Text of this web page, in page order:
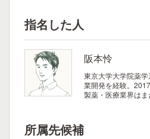
指名した人
阪本怜
東京大学大学院薬
業開発を経験。
製薬・医療業界は
所属先候補